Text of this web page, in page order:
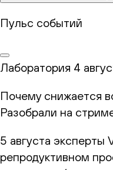
Пульс событий
Лаборатория 4
Почему снижается
Разобрали на
5 августа эксперты
репродуктивном